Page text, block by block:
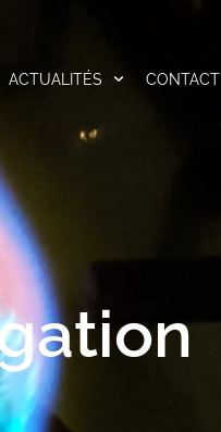
ACTUALITÉS CONTACT